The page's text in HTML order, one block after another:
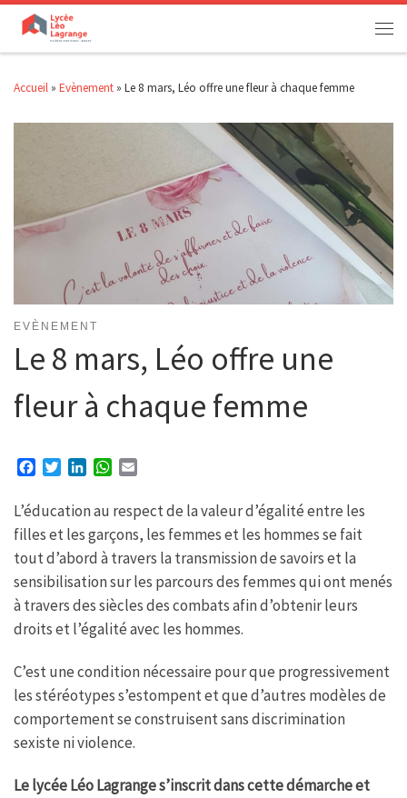
Passer au contenu
Accueil » Evènement » Le 8 mars, Léo offre une fleur à chaque femme
EVÈNEMENT
Le 8 mars, Léo offre une
fleur à chaque femme
c
e
b
o
o
i
t
t
e
r
n
k
e
d
I
W
a
t
s
A
p
p
a
i
l
L’éducation au respect de la valeur d’égalité entre les
filles et les garçons, les femmes et les hommes se fait
tout d’abord à travers la transmission de savoirs et la
sensibilisation sur les parcours des femmes qui ont menés
à travers des siècles des combats afin d’obtenir leurs
droits et l’égalité avec les hommes.
C’est une condition nécessaire pour que progressivement
les stéréotypes s’estompent et que d’autres modèles de
comportement se construisent sans discrimination
sexiste ni violence.
Le lycée Léo Lagrange s’inscrit dans cette démarche et